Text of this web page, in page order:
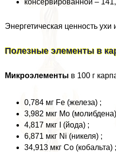
консервированной –
Энергетическая ценность ухи
Полезные элементы в
Микроэлементы в 100 г
0,784 мг Fe (железа) ;
3,982 мкг Mo
4,817 мкг I (йода) ;
6,871 мкг Ni (никеля) ;
34,913 мкг Co (кобальта) ;